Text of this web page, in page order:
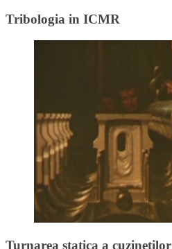
Tribologia in ICMR
Turnarea statica a cuzinetilor